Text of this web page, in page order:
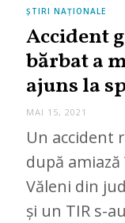
ȘTIRI NAȚIONALE
Accident
bărbat a
ajuns la
MAI 15, 2021
Un accident
după
Văleni din
și un TIR s-